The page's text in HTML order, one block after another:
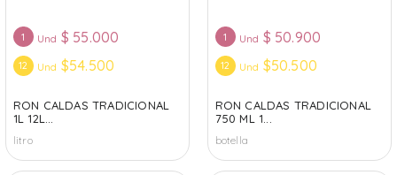
1 Und $ 55.000
12 Und $54.500
RON CALDAS TRADICIONAL
1L 12L...
litro
1 Und $ 50.900
12 Und $50.500
RON CALDAS TRADICIONAL
750 ML 1...
botella